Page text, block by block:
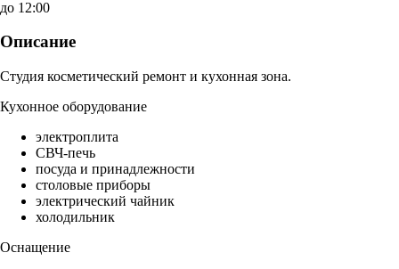
до 12:00
Описание
Студия косметический ремонт и кухонная зона.
Кухонное оборудование
электроплита
СВЧ-печь
посуда и принадлежности
столовые приборы
электрический чайник
холодильник
Оснащение